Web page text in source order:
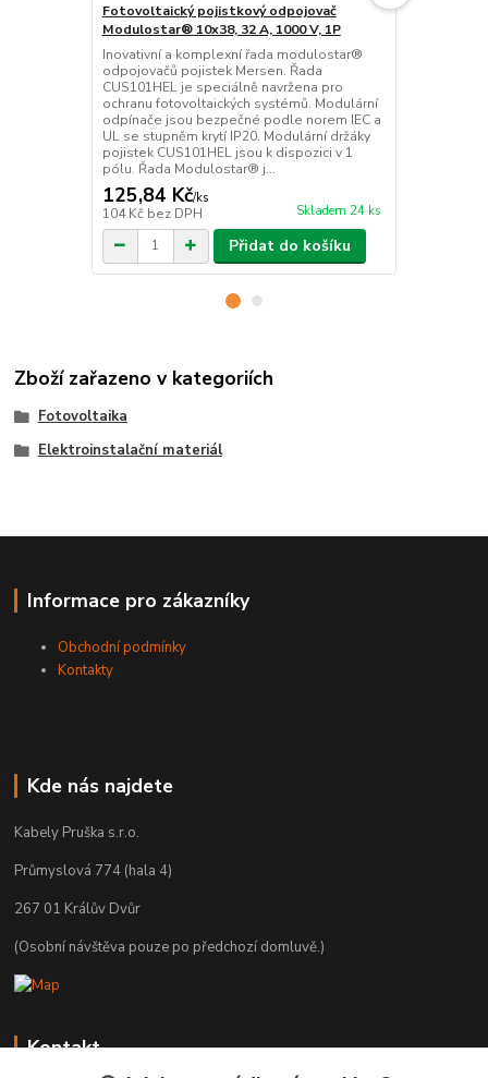
Fotovoltaický pojistkový odpojovač
Modulostar® 10x38, 32 A, 1000 V, 1P
Inovativní a komplexní řada modulostar®
odpojovačů pojistek Mersen. Řada
CUS101HEL je speciálně navržena pro
ochranu fotovoltaických systémů. Modulární
odpínače jsou bezpečné podle norem IEC a
UL se stupněm krytí IP20. Modulární držáky
pojistek CUS101HEL jsou k dispozici v 1
pólu. Řada Modulostar® j...
125,84 Kč/ks
104 Kč bez DPH Skladem 24 ks
Přidat do košíku
Zboží zařazeno v kategoriích
Fotovoltaika
Elektroinstalační materiál
Informace pro zákazníky
Obchodní podmínky
Kontakty
Kde nás najdete
Kabely Pruška s.r.o.
Průmyslová 774 (hala 4)
267 01 Králův Dvůr
(Osobní návštěva pouze po předchozí domluvě.)
Kontakt